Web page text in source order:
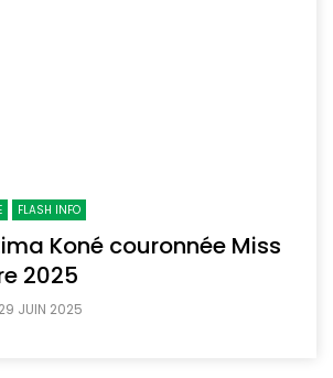
FLASH INFO
Koné couronnée Miss
2025
29 JUIN 2025